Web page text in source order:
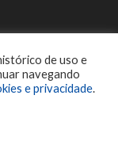
de uso e
navegando
e privacidade.